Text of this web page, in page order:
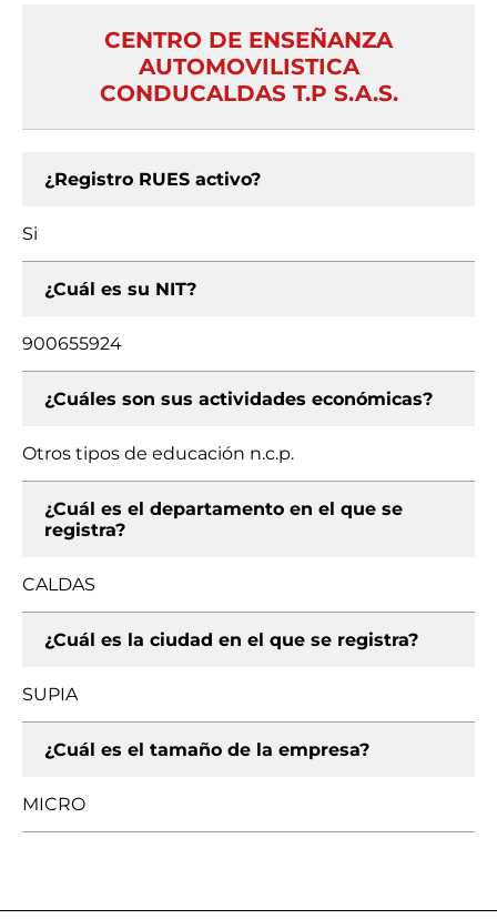
CENTRO DE ENSEÑANZA
AUTOMOVILISTICA
CONDUCALDAS T.P S.A.S.
¿Registro RUES activo?
Si
¿Cuál es su NIT?
900655924
¿Cuáles son sus actividades económicas?
Otros tipos de educación n.c.p.
¿Cuál es el departamento en el que se
registra?
CALDAS
¿Cuál es la ciudad en el que se registra?
SUPIA
¿Cuál es el tamaño de la empresa?
MICRO